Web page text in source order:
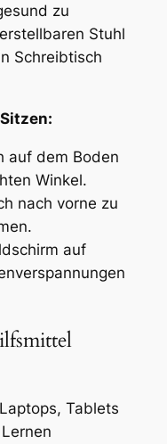
zu
Stuhl
Schreibtisch
auf dem Boden
Winkel.
nach vorne zu
auf
Tablets